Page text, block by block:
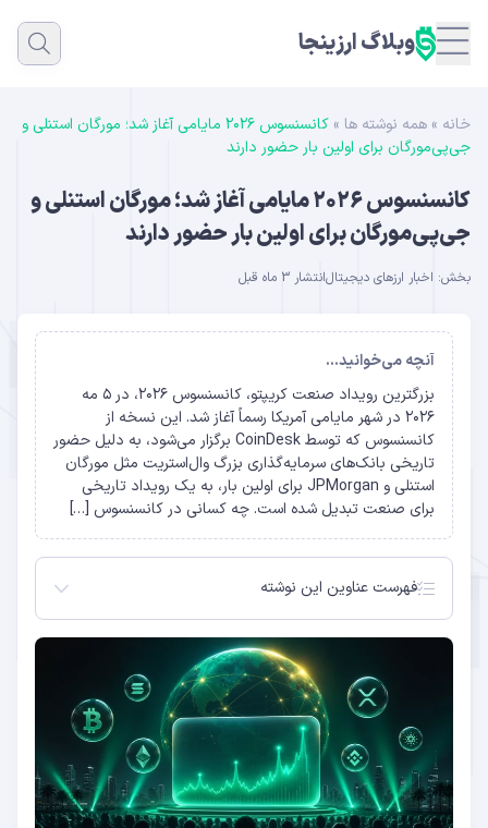
وبلاگ ارزینجا
خانه » همه نوشته ها »
کانسنسوس ۲۰۲۶ مایامی آغاز شد؛ مورگان استنلی و
جی‌پی‌مورگان برای اولین بار حضور دارند
کانسنسوس ۲۰۲۶ مایامی آغاز شد؛ مورگان استنلی و
جی‌پی‌مورگان برای اولین بار حضور دارند
بخش: اخبار ارزهای دیجیتالانتشار 3 ماه قبل
آنچه می‌خوانید...
بزرگترین رویداد صنعت کریپتو، کانسنسوس ۲۰۲۶، در ۵ مه
۲۰۲۶ در شهر مایامی آمریکا رسماً آغاز شد. این نسخه از
کانسنسوس که توسط CoinDesk برگزار می‌شود، به دلیل حضور
تاریخی بانک‌های سرمایه‌گذاری بزرگ وال‌استریت مثل مورگان
استنلی و JPMorgan برای اولین بار، به یک رویداد تاریخی
برای صنعت تبدیل شده است. چه کسانی در کانسنسوس […]
فهرست عناوین این نوشته
چرا حضور وال‌استریت مهم است؟
اعلام‌های مهم روز اول